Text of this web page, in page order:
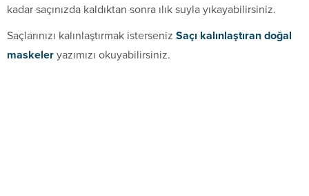
kadar saçınızda kaldıktan sonra ılık suyla yıkayabilirsiniz.
Saçlarınızı kalınlaştırmak isterseniz Saçı kalınlaştıran doğal
maskeler yazımızı okuyabilirsiniz.